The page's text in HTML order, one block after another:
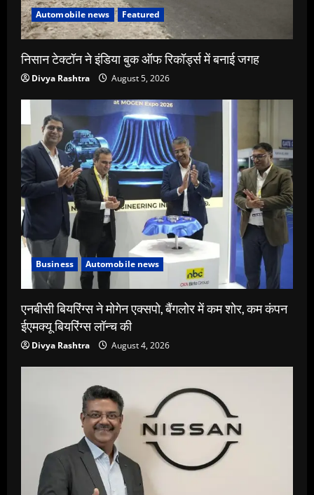
Automobile news Featured
निसान टेक्टॉन ने इंडिया बुक ऑफ रिकॉर्ड्स में बनाई जगह
Divya Rashtra August 5, 2026
Business Automobile news
एनबीसी बियरिंग्स ने मोगेन एक्सपो, बैंगलोर में कम शोर, कम कंपन
ईएमक्यू बियरिंग्स लॉन्च की
Divya Rashtra August 4, 2026